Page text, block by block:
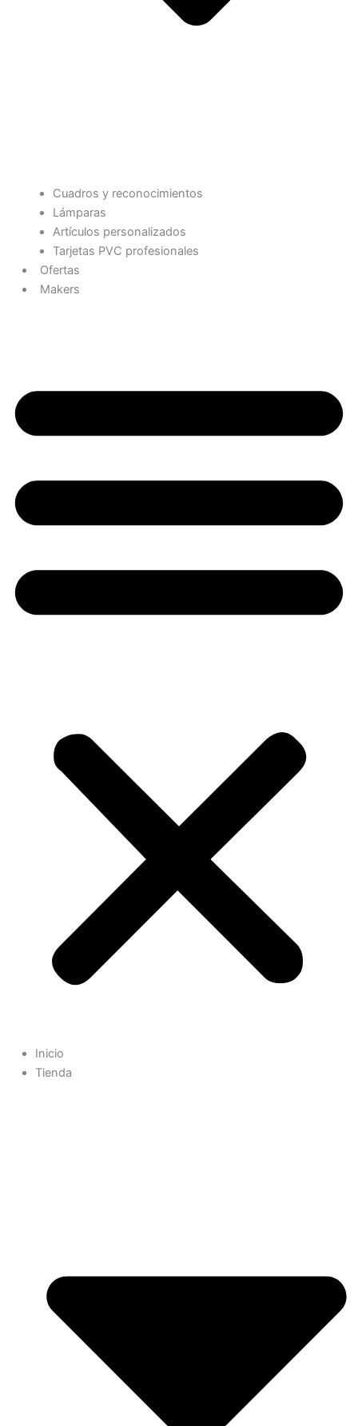
Cuadros y reconocimientos
Lámparas
Artículos personalizados
Tarjetas PVC profesionales
Ofertas
Makers
Inicio
Tienda